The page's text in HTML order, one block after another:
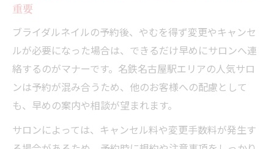
重要
ブライダルネイルの予約後、やむを得ず変更やキャンセ
ルが必要になった場合は、できるだけ早めにサロンへ連
絡するのがマナーです。名鉄名古屋駅エリアの人気サロ
ンは予約が混み合うため、他のお客様への配慮として
も、早めの案内や相談が望まれます。
サロンによっては、キャンセル料や変更手数料が発生す